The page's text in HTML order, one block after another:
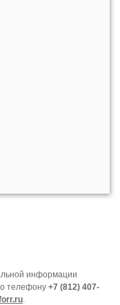
информации
телефону +7 (812) 407-
.